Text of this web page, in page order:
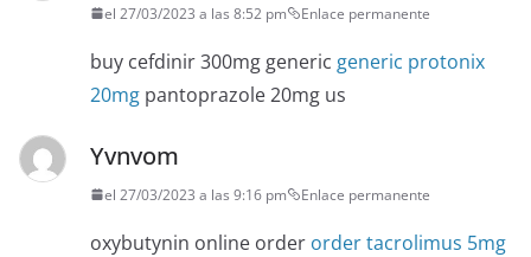
el 27/03/2023 a las 8:52 pm Enlace permanente
buy cefdinir 300mg generic generic protonix
20mg pantoprazole 20mg us
Yvnvom
el 27/03/2023 a las 9:16 pm Enlace permanente
oxybutynin online order order tacrolimus 5mg